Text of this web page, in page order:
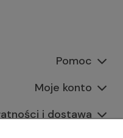
Pomoc
Moje konto
i dostawa